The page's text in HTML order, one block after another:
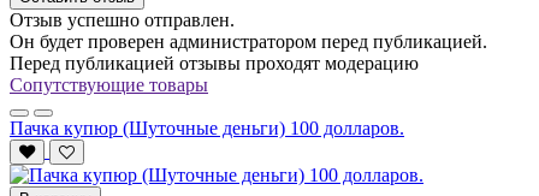
Отзыв успешно отправлен.
Он будет проверен администратором перед публикацией.
Перед публикацией отзывы проходят модерацию
Сопутствующие товары
Пачка купюр (Шуточные деньги) 100 долларов.